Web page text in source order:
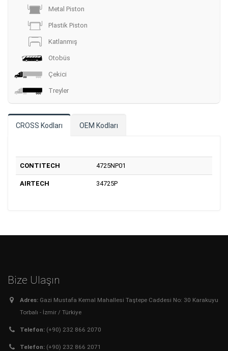
Metal Piston
Plastik Piston
Katlanmış
Otobüs
Çekici
Treyler
CROSS Kodları OEM Kodları
CONTITECH 4725NP01
AIRTECH 34725P
Bize Ulaşın
Adres: Gazi Mustafa Kemal Mahallesi Taştepe Caddesi No: 30 Karakuyu
Torbalı - İzmir / Türkiye
Telefon: (+90) 232 866 2070
Telefon: (+90) 232 866 2071